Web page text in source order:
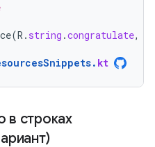
(R . string .congratulate,
. kt
в строках